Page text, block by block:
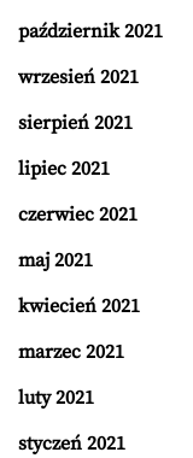
październik 2021
wrzesień 2021
sierpień 2021
lipiec 2021
czerwiec 2021
maj 2021
kwiecień 2021
marzec 2021
luty 2021
styczeń 2021